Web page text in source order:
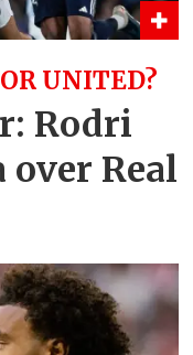
UNITED?
Rodri
over Real